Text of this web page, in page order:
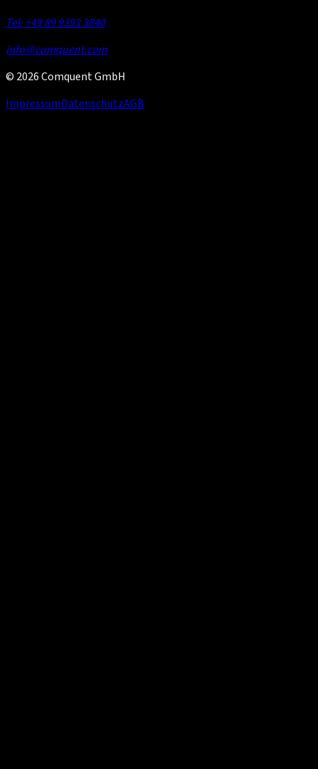
Tel: +49 89 9393 3840
info@comquent.com
© 2026 Comquent GmbH
ImpressumDatenschutzAGB